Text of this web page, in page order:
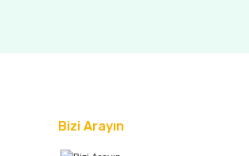
Bizi Arayın